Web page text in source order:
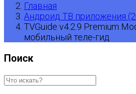
Главная
Андроид ТВ приложения
TVGuide v4.2.9 Premium
мобильный теле-гид
Поиск